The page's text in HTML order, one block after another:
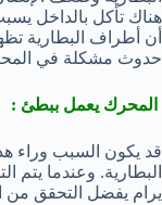
هناك تأكل بالداخل
أن أطراف البطارية
حدوث مشكلة في
المحرك يعمل ببطئ :
قد يكون السبب وراء
البطارية. وعندما يتم
يرام يفضل التحقق من